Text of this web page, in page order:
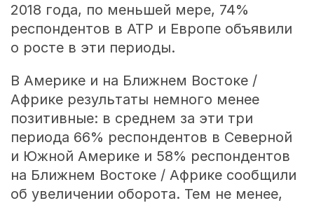
2018 года, по меньшей мере, 74%
респондентов в АТР и Европе объявили
о росте в эти периоды.
В Америке и на Ближнем Востоке /
Африке результаты немного менее
позитивные: в среднем за эти три
периода 66% респондентов в Северной
и Южной Америке и 58% респондентов
на Ближнем Востоке / Африке сообщили
об увеличении оборота. Тем не менее,